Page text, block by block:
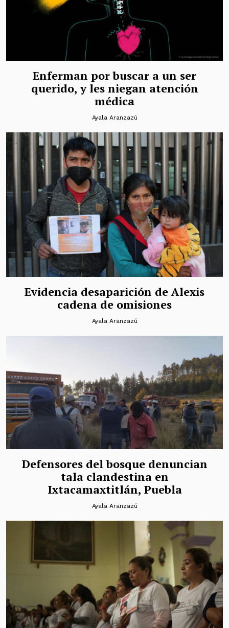
Enferman por buscar a un ser
querido, y les niegan atención
médica
Ayala Aranzazú
Evidencia desaparición de Alexis
cadena de omisiones
Ayala Aranzazú
Defensores del bosque denuncian
tala clandestina en
Ixtacamaxtitlán, Puebla
Ayala Aranzazú